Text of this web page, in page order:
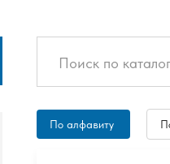
По алфавиту